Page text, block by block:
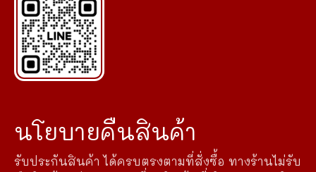
นโยบายคืนสินค้า
รับประกันสินค้า ได้ครบตรงตามที่สั่งซื้อ ทางร้านไม่รับ